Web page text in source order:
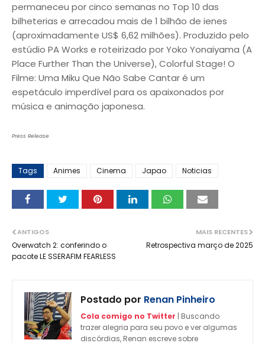
permaneceu por cinco semanas no Top 10 das
bilheterias e arrecadou mais de 1 bilhão de ienes
(aproximadamente US$ 6,62 milhões). Produzido pelo
estúdio PA Works e roteirizado por Yoko Yonaiyama (A
Place Further Than the Universe), Colorful Stage! O
Filme: Uma Miku Que Não Sabe Cantar é um
espetáculo imperdível para os apaixonados por
música e animação japonesa.
Press Release
Tags Animes Cinema Japao Noticias
MAIS RECENTES
Retrospectiva março de 2025
ANTIGOS
Overwatch 2: conferindo o
pacote LE SSERAFIM FEARLESS
Postado por Renan Pinheiro
Cola comigo no Twitter | Buscando
trazer alegria para seu povo e ver algumas
discórdias, Renan escreve sobre